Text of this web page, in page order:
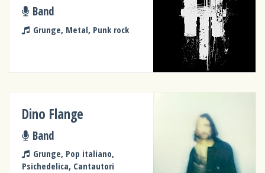
Band
Grunge, Metal, Punk rock
Dino Flange
Band
Grunge, Pop italiano,
Psichedelica, Cantautori